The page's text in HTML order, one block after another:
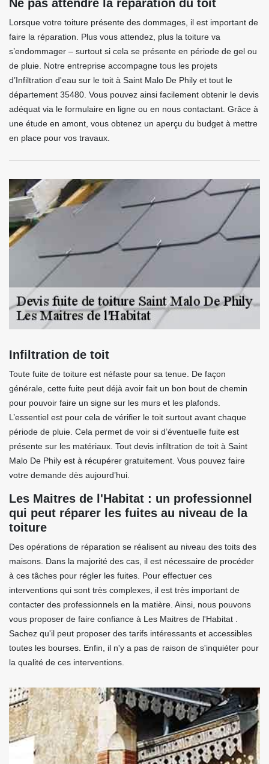
Ne pas attendre la réparation du toit
Lorsque votre toiture présente des dommages, il est important de
faire la réparation. Plus vous attendez, plus la toiture va
s’endommager – surtout si cela se présente en période de gel ou
de pluie. Notre entreprise accompagne tous les projets
d’Infiltration d'eau sur le toit à Saint Malo De Phily et tout le
département 35480. Vous pouvez ainsi facilement obtenir le devis
adéquat via le formulaire en ligne ou en nous contactant. Grâce à
une étude en amont, vous obtenez un aperçu du budget à mettre
en place pour vos travaux.
Infiltration de toit
Toute fuite de toiture est néfaste pour sa tenue. De façon
générale, cette fuite peut déjà avoir fait un bon bout de chemin
pour pouvoir faire un signe sur les murs et les plafonds.
L’essentiel est pour cela de vérifier le toit surtout avant chaque
période de pluie. Cela permet de voir si d’éventuelle fuite est
présente sur les matériaux. Tout devis infiltration de toit à Saint
Malo De Phily est à récupérer gratuitement. Vous pouvez faire
votre demande dès aujourd’hui.
Les Maitres de l'Habitat : un professionnel
qui peut réparer les fuites au niveau de la
toiture
Des opérations de réparation se réalisent au niveau des toits des
maisons. Dans la majorité des cas, il est nécessaire de procéder
à ces tâches pour régler les fuites. Pour effectuer ces
interventions qui sont très complexes, il est très important de
contacter des professionnels en la matière. Ainsi, nous pouvons
vous proposer de faire confiance à Les Maitres de l'Habitat .
Sachez qu'il peut proposer des tarifs intéressants et accessibles
toutes les bourses. Enfin, il n'y a pas de raison de s'inquiéter pour
la qualité de ces interventions.